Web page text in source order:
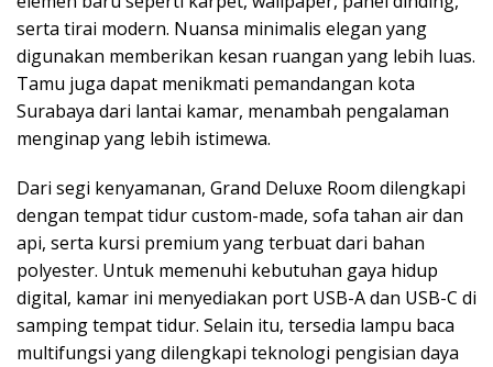
serta tirai modern. Nuansa minimalis elegan yang
digunakan memberikan kesan ruangan yang lebih luas.
Tamu juga dapat menikmati pemandangan kota
Surabaya dari lantai kamar, menambah pengalaman
menginap yang lebih istimewa.
Dari segi kenyamanan, Grand Deluxe Room dilengkapi
dengan tempat tidur custom-made, sofa tahan air dan
api, serta kursi premium yang terbuat dari bahan
polyester. Untuk memenuhi kebutuhan gaya hidup
digital, kamar ini menyediakan port USB-A dan USB-C di
samping tempat tidur. Selain itu, tersedia lampu baca
multifungsi yang dilengkapi teknologi pengisian daya